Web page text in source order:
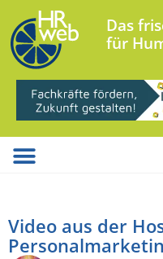
Das
für
Video aus der